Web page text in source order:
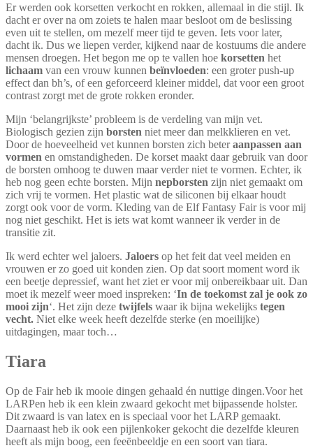
Er werden ook korsetten verkocht en rokken, allemaal in die stijl. Ik
dacht er over na om zoiets te halen maar besloot om de beslissing
even uit te stellen, om mezelf meer tijd te geven. Iets voor later,
dacht ik. Dus we liepen verder, kijkend naar de kostuums die andere
mensen droegen. Het begon me op te vallen hoe korsetten het
lichaam van een vrouw kunnen beïnvloeden: een groter push-up
effect dan bh’s, of een geforceerd kleiner middel, dat voor een groot
contrast zorgt met de grote rokken eronder.
Mijn ‘belangrijkste’ probleem is de verdeling van mijn vet.
Biologisch gezien zijn borsten niet meer dan melkklieren en vet.
Door de hoeveelheid vet kunnen borsten zich beteraanpassen aan
vormen en omstandigheden. De korset maakt daar gebruik van door
de borsten omhoog te duwen maar verder niet te vormen. Echter, ik
heb nog geen echte borsten. Mijn nepborsten zijn niet gemaakt om
zich vrij te vormen. Het plastic wat de siliconen bij elkaar houdt
zorgt ook voor de vorm. Kleding van de Elf Fantasy Fair is voor mij
nog niet geschikt. Het is iets wat komt wanneer ik verder in de
transitie zit.
Ik werd echter wel jaloers. Jaloers op het feit dat veel meiden en
vrouwen er zo goed uit konden zien. Op dat soort moment word ik
een beetje depressief, want het ziet er voor mij onbereikbaar uit. Dan
moet ik mezelf weer moed inspreken: ‘In de toekomst zal je ook zo
mooi zijn‘. Het zijn deze twijfels waar ik bijna wekelijks tegen
vecht. Niet elke week heeft dezelfde sterke (en moeilijke)
uitdagingen, maar toch…
Tiara
Op de Fair heb ik mooie dingen gehaald én nuttige dingen.Voor het
LARPen heb ik een klein zwaard gekocht met bijpassende holster.
Dit zwaard is van latex en is speciaal voor het LARP gemaakt.
Daarnaast heb ik ook een pijlenkoker gekocht die dezelfde kleuren
heeft als mijn boog, een feeënbeeldje en een soort van tiara.